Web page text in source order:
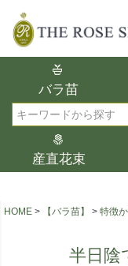
バラ苗
産直花束
在庫
在庫ありのみ表示
検索
複
選
結
タ
択
HOME 【バラ苗】 特徴
半日陰